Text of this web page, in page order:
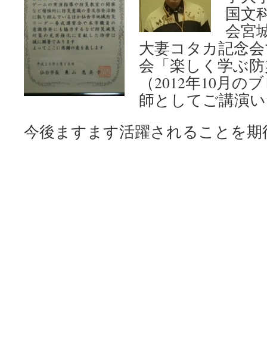
国文
会宮
大妻コタカ記念
会「楽しく学ぶ
（2012年10月の
師としてご講演
今後ますます活躍されることを